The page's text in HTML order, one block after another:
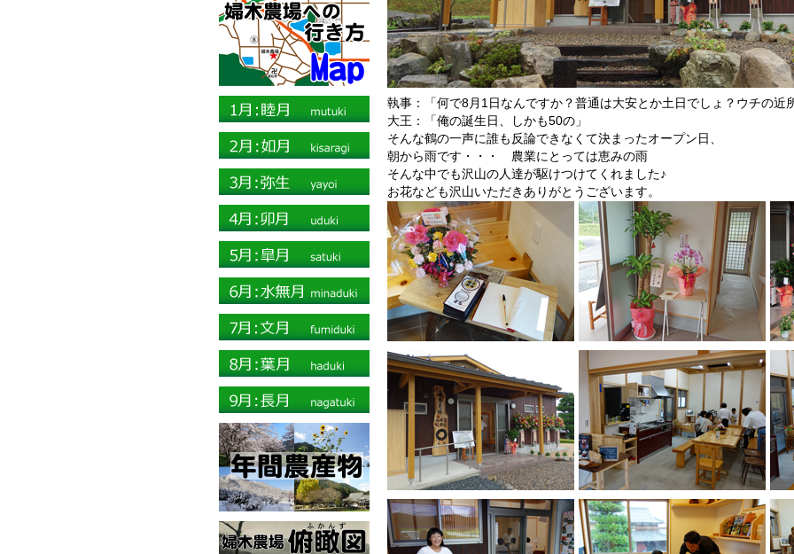
執事：「何で8月1日なんですか？普通は大安とか土日でしょ？ウチの近
大王：「俺の誕生日、しかも50の」
そんな鶴の一声に誰も反論できなくて決まったオープン日、
朝から雨です・・・ 農業にとっては恵みの雨
そんな中でも沢山の人達が駆けつけてくれました♪
お花なども沢山いただきありがとうございます。